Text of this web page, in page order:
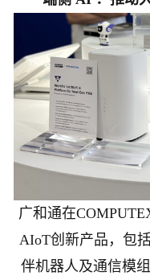
广和通在
AIoT创新产品，包
伴机器人及通信模